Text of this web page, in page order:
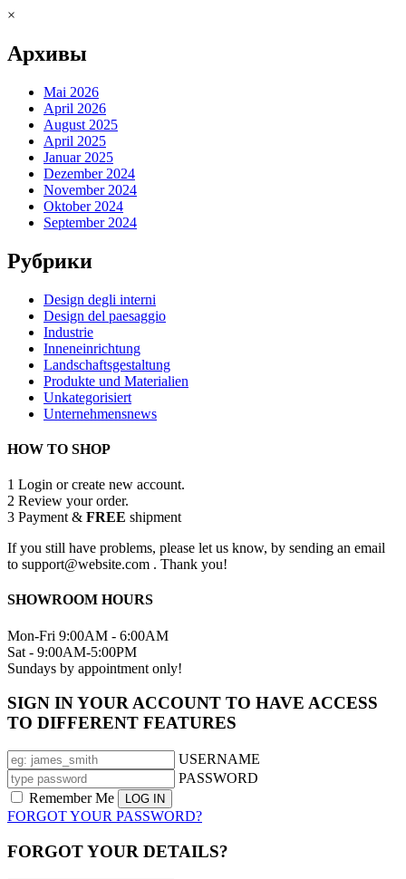
×
Архивы
Mai 2026
April 2026
August 2025
April 2025
Januar 2025
Dezember 2024
November 2024
Oktober 2024
September 2024
Рубрики
Design degli interni
Design del paesaggio
Industrie
Inneneinrichtung
Landschaftsgestaltung
Produkte und Materialien
Unkategorisiert
Unternehmensnews
HOW TO SHOP
1 Login or create new account.
2 Review your order.
3 Payment & FREE shipment
If you still have problems, please let us know, by sending an email
to support@website.com . Thank you!
SHOWROOM HOURS
Mon-Fri 9:00AM - 6:00AM
Sat - 9:00AM-5:00PM
Sundays by appointment only!
SIGN IN YOUR ACCOUNT TO HAVE ACCESS
TO DIFFERENT FEATURES
USERNAME
PASSWORD
Remember Me
FORGOT YOUR PASSWORD?
FORGOT YOUR DETAILS?